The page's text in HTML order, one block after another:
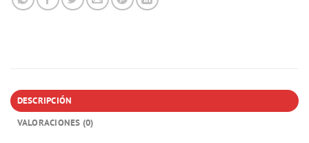
DESCRIPCIÓN
VALORACIONES (0)